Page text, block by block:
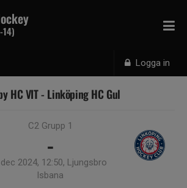
Logga in
14)
HC VIT - Linköping HC Gul
C2 Grupp 1
-
2024, 12:50, Ljungsbro
Isbana